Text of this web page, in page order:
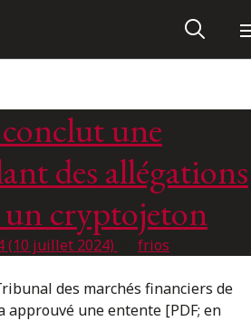
une
des allégations
cryptojeton
(10 juillet 2024) frios
des marchés financiers de
approuvé une entente [PDF; en